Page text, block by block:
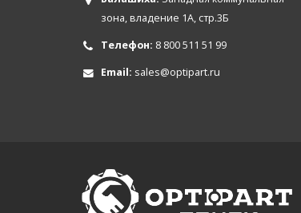
зона, владение 1А, стр.3Б
Телефон: 8 800 511 51 99
Email: sales@optipart.ru